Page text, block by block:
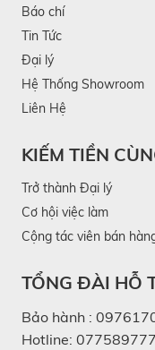
Pro sẽ phát
màu đỏ. Trường
kèm cảnh
Khi sạc đầy,
Báo chí
Tin Tức
Đại lý
Hệ Thống Showroom
Liên Hệ
KIẾM TIỀN
Trở thành Đại lý
Cơ hội việc làm
Cộng tác viên bán
TỔNG ĐÀI HỖ
Bảo hành :
Hotline: